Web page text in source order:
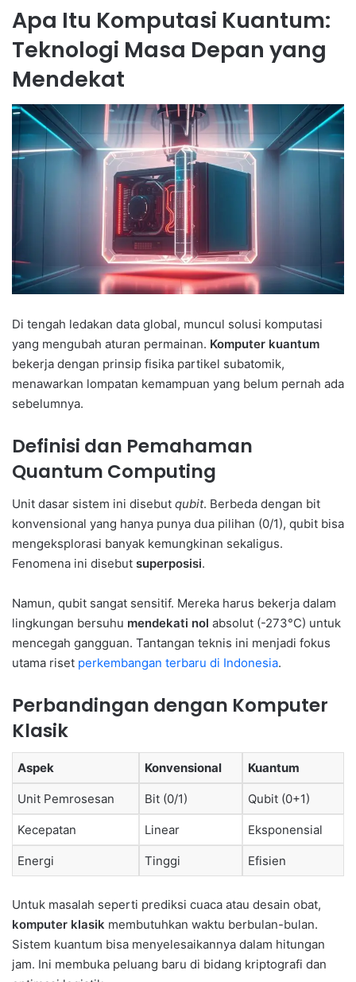
Apa Itu Komputasi Kuantum:
Teknologi Masa Depan yang
Mendekat
Di tengah ledakan data global, muncul solusi komputasi
yang mengubah aturan permainan. Komputer kuantum
bekerja dengan prinsip fisika partikel subatomik,
menawarkan lompatan kemampuan yang belum pernah ada
sebelumnya.
Definisi dan Pemahaman
Quantum Computing
Unit dasar sistem ini disebut qubit. Berbeda dengan bit
konvensional yang hanya punya dua pilihan (0/1), qubit bisa
mengeksplorasi banyak kemungkinan sekaligus.
Fenomena ini disebut superposisi.
Namun, qubit sangat sensitif. Mereka harus bekerja dalam
lingkungan bersuhu mendekati nol absolut (-273°C) untuk
mencegah gangguan. Tantangan teknis ini menjadi fokus
utama riset perkembangan terbaru di Indonesia.
Perbandingan dengan Komputer
Klasik
Aspek Konvensional Kuantum
Unit Pemrosesan Bit (0/1) Qubit (0+1)
Kecepatan Linear Eksponensial
Energi Tinggi Efisien
Untuk masalah seperti prediksi cuaca atau desain obat,
komputer klasik membutuhkan waktu berbulan-bulan.
Sistem kuantum bisa menyelesaikannya dalam hitungan
jam. Ini membuka peluang baru di bidang kriptografi dan